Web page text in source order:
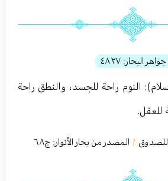
البحار: ٤٨٢٧
النوم راحة للجسد، والنطق راحة
للعقل.
للصدوق / المصدر من بحار الأنوار: ج٦٨